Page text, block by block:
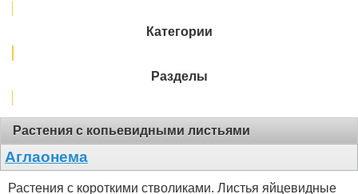
Категории
Разделы
Растения с копьевидными листьями
Аглаонема
Растения с короткими стволиками. Листья яйцевидные